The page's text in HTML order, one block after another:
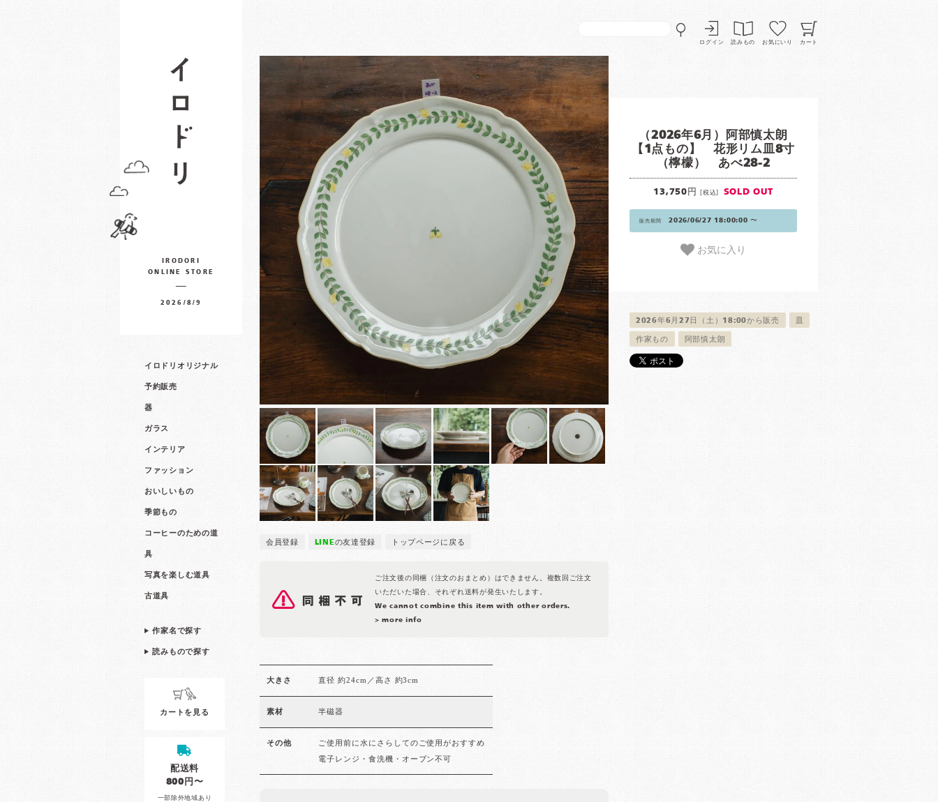
ログイン 読みもの お気にいり カート
IRODORI
ONLINE STORE
2026/8/9
イロドリオリジナル
予約販売
器
ガラス
インテリア
ファッション
おいしいもの
季節もの
コーヒーのための道
具
写真を楽しむ道具
古道具
作家名で探す
読みもので探す
カートを見る
配送料
800円〜
一部除外地域あり
会員登録 LINEの友達登録 トップページに戻る
ご注文後の同梱（注文のおまとめ）はできません。複数回ご注文
いただいた場合、それぞれ送料が発生いたします。
We cannot combine this item with other orders.
> more info
（2026年6月）阿部慎太朗
【1点もの】 花形リム皿8寸
（檸檬） あべ28-2
13,750円[税込] SOLD OUT
販売期間 2026/06/27 18:00:00 〜
お気に入り
2026年6月27日（土）18:00から販売
作家もの 阿部慎太朗
大きさ 直径 約24cm／高さ 約3cm
素材 半磁器
その他
ご使用前に水にさらしてのご使用がおすすめ
電子レンジ・食洗機・オーブン不可